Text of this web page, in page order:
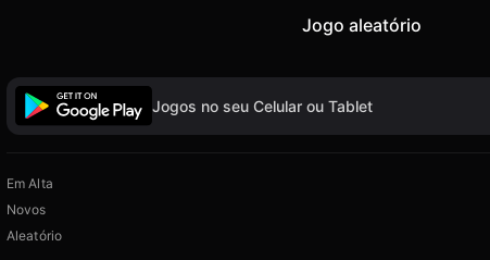
Jogo aleatório
Jogos no seu Celular ou Tablet
Em Alta
Novos
Aleatório